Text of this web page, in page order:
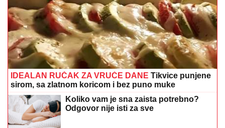
IDEALAN RUČAK ZA VRUĆE DANE Tikvice punjene
sirom, sa zlatnom koricom i bez puno muke
Koliko vam je sna zaista potrebno?
Odgovor nije isti za sve